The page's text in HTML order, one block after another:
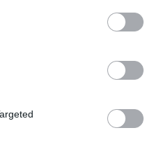
και
το